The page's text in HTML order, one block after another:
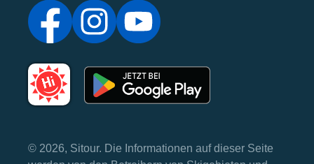
© 2026, Sitour. Die Informationen auf dieser Seite